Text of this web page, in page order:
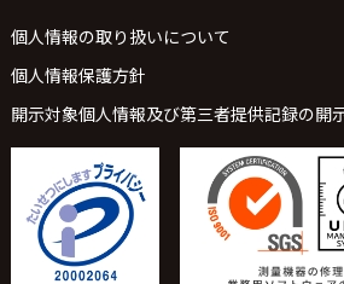
個人情報の取り扱いについて
個人情報保護方針
開示対象個人情報及び第三者提供記録の開